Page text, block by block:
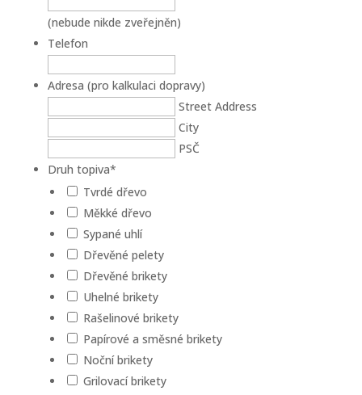
(nebude nikde zveřejněn)
Telefon
Adresa (pro kalkulaci dopravy)
Street Address
City
PSČ
Druh topiva*
Tvrdé dřevo
Měkké dřevo
Sypané uhlí
Dřevěné pelety
Dřevěné brikety
Uhelné brikety
Rašelinové brikety
Papírové a směsné brikety
Noční brikety
Grilovací brikety